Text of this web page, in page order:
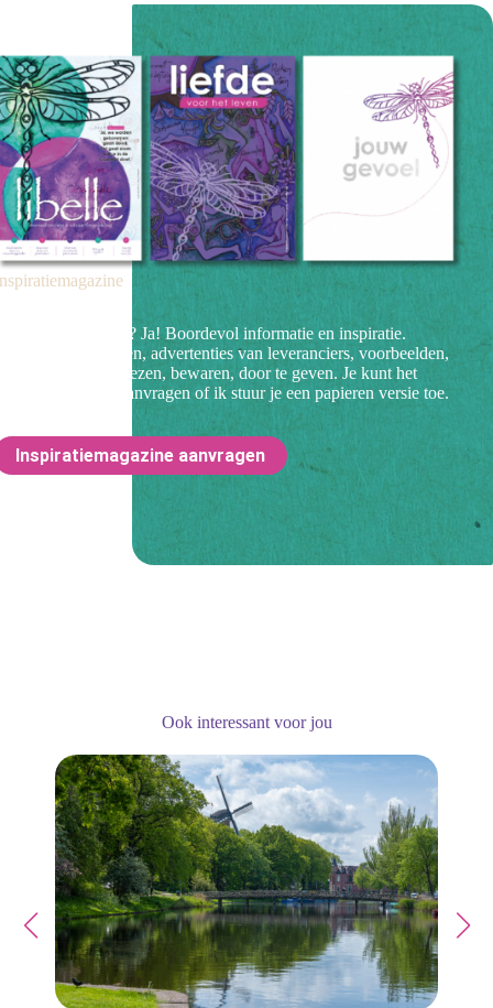
als magazine? Ja! Boordevol informatie en inspiratie.
van mensen, advertenties van leveranciers, voorbeelden,
lijstjes. Om te lezen, bewaren, door te geven. Je kunt het
digitaal aanvragen of ik stuur je een papieren versie toe.
Inspiratiemagazine aanvragen
Ook interessant voor jou